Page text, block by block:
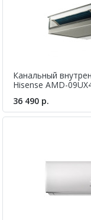
Канальный
Hisense AMD-
36 490 р.